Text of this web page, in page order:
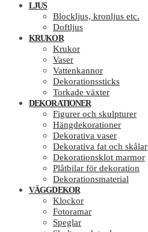
LJUS
Blockljus, kronljus etc.
Doftljus
KRUKOR
Krukor
Vaser
Vattenkannor
Dekorationssticks
Torkade växter
DEKORATIONER
Figurer och skulpturer
Hängdekorationer
Dekorativa vaser
Dekorativa fat och skålar
Dekorationsklot marmor
Plåtbilar för dekoration
Dekorationsmaterial
VÄGGDEKOR
Klockor
Fotoramar
Speglar